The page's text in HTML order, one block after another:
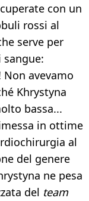
con un
rossi al
serve per
sangue:
avevamo
Khrystyna
bassa...
in ottime
al
del genere
ne pesa
del team